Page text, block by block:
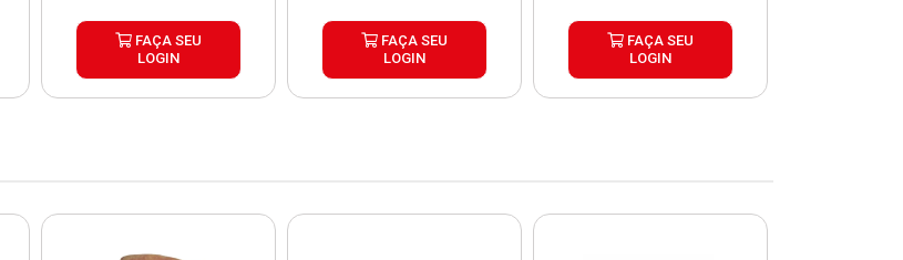
FAÇA SEU
LOGIN
FAÇA SEU
LOGIN
FAÇA SEU
LOGIN